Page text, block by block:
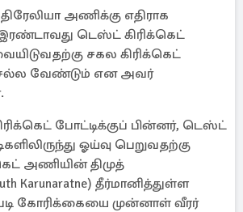
அணிக்கு எதிராக
டெஸ்ட் கிரிக்கெட்
சகல கிரிக்கெட்
வேண்டும் என அவர்
போட்டிக்குப் பின்னர், டெஸ்ட்
ஓய்வு பெறுவதற்கு
அணியின் திமுத்
Karunaratne) தீர்மானித்துள்ள
கோரிக்கையை முன்னாள் வீரர்